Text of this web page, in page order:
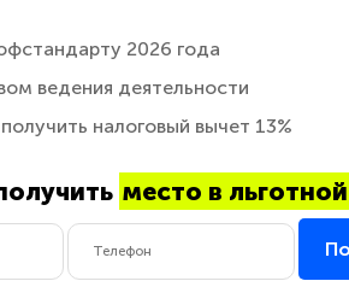
2026 года
ведения деятельности
налоговый вычет 13%
место в